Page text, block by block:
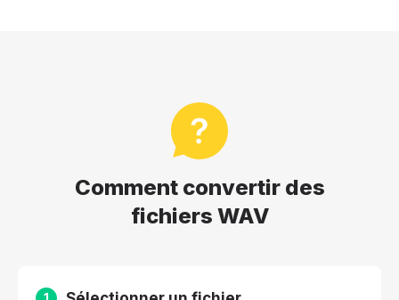
Comment convertir des
fichiers WAV